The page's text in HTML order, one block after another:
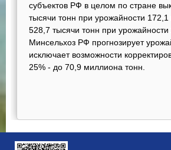
субъектов РФ в целом по стране
тысячи тонн при урожайности
528,7 тысячи тонн при урожайности
Минсельхоз РФ прогнозирует
исключает возможности
25% - до 70,9 миллиона тонн.